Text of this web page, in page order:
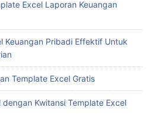
Excel Laporan Keuangan
Keuangan Pribadi Effektif Untuk
Template Excel Gratis
dengan Kwitansi Template Excel